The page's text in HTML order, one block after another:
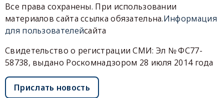
Все права сохранены. При использовании
материалов сайта ссылка обязательна.Информация
для пользователейсайта
Свидетельство о регистрации СМИ: Эл № ФС77-
58738, выдано Роскомнадзором 28 июля 2014 года
Прислать новость